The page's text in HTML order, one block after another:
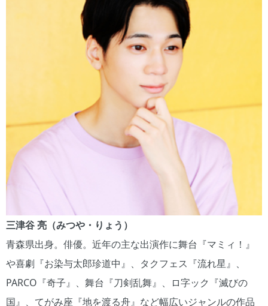
三津谷 亮（みつや・りょう）
青森県出身。俳優。近年の主な出演作に舞台『マミィ！』
や喜劇『お染与太郎珍道中』、タクフェス『流れ星』、
PARCO『奇子』、舞台『刀剣乱舞』、ロ字ック『滅びの
国』、てがみ座『地を渡る舟』など幅広いジャンルの作品